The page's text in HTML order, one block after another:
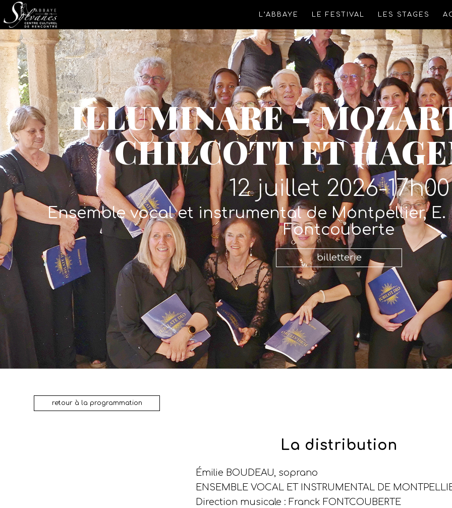
L’ABBAYE LE FESTIVAL LES STAGES
ILLUMINARE –
CHILCOTT ET
12 juillet 2026-17h00
Ensemble vocal et instrumental de Montpellier, E.
Fontcouberte
billetterie
retour à la programmation
La distribution
Émilie BOUDEAU, soprano
ENSEMBLE VOCAL ET INSTRUMENTAL DE
Direction musicale : Franck FONTCOUBERTE